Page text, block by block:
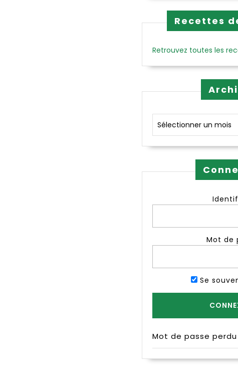
Recettes
Retrouvez toutes les
Mot de
Se
Mot de passe perdu